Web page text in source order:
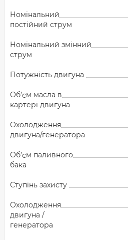
Номінальний
постійний струм
Номінальний змінний
струм
Потужність двигуна
Об’єм масла в
картері двигуна
Охолодження
двигуна/генератора
Об’єм паливного
бака
Ступінь захисту
Охолодження
двигуна /
генератора